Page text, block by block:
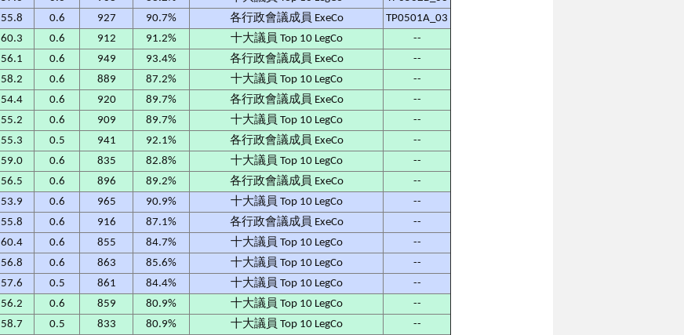
55.8 0.6 927 90.7% 各行政會議成員 ExeCo
TP0501A_03
60.3 0.6 912 91.2% 十大議員 Top 10 LegCo
--
56.1 0.6 949 93.4% 各行政會議成員 ExeCo
--
58.2 0.6 889 87.2% 十大議員 Top 10 LegCo
--
54.4 0.6 920 89.7% 各行政會議成員 ExeCo
--
55.2 0.6 909 89.7% 十大議員 Top 10 LegCo
--
55.3 0.5 941 92.1% 各行政會議成員 ExeCo
--
59.0 0.6 835 82.8% 十大議員 Top 10 LegCo
--
56.5 0.6 896 89.2% 各行政會議成員 ExeCo
--
53.9 0.6 965 90.9% 十大議員 Top 10 LegCo
--
55.8 0.6 916 87.1% 各行政會議成員 ExeCo
--
60.4 0.6 855 84.7% 十大議員 Top 10 LegCo
--
56.8 0.6 863 85.6% 十大議員 Top 10 LegCo
--
57.6 0.5 861 84.4% 十大議員 Top 10 LegCo
--
56.2 0.6 859 80.9% 十大議員 Top 10 LegCo
--
58.7 0.5 833 80.9% 十大議員 Top 10 LegCo
--